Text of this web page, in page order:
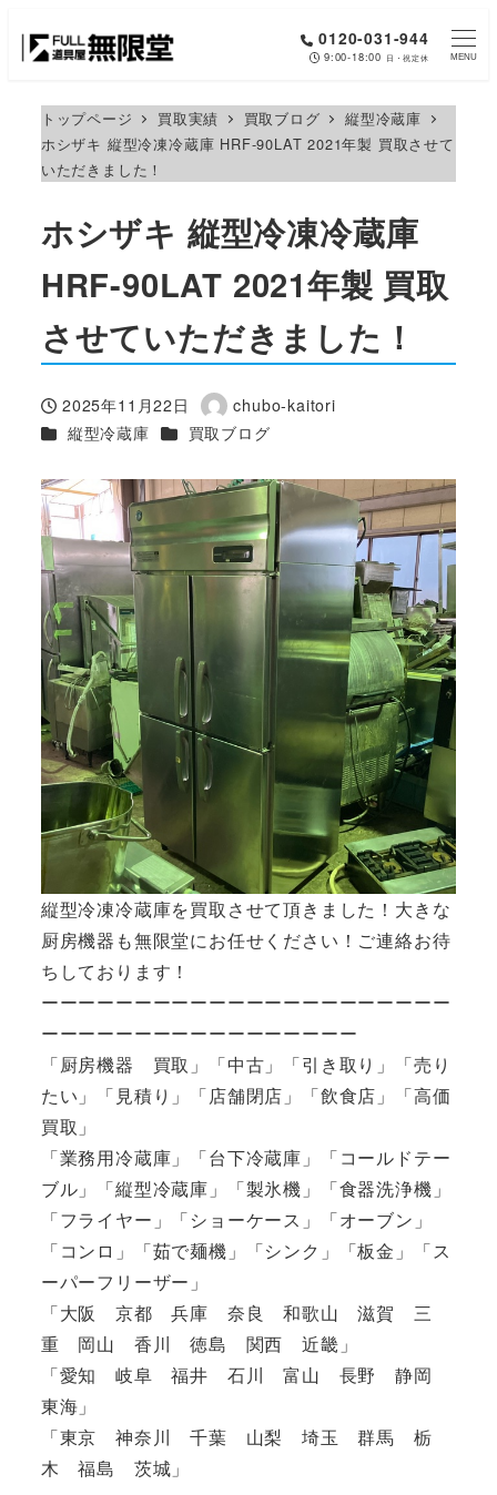
0120-031-944
9:00-18:00 日・祝定休 MENU
トップページ 買取実績 買取ブログ
縦型冷蔵庫
ホシザキ 縦型冷凍冷蔵庫 HRF-90LAT 2021年製 買取させて
いただきました！
ホシザキ 縦型冷凍冷蔵庫
HRF-90LAT 2021年製 買取
させていただきました！
投稿日
2025年11月22日
著
者
chubo-kaitori
カテゴリー
縦型冷蔵庫 カテゴリー
買取ブログ
縦型冷凍冷蔵庫を買取させて頂きました！大きな
厨房機器も無限堂にお任せください！ご連絡お待
ちしております！
ーーーーーーーーーーーーーーーーーーーーーー
ーーーーーーーーーーーーーーーーー
「厨房機器 買取」「中古」「引き取り」「売り
たい」「見積り」「店舗閉店」「飲食店」「高価
買取」
「業務用冷蔵庫」「台下冷蔵庫」「コールドテー
ブル」「縦型冷蔵庫」「製氷機」「食器洗浄機」
「フライヤー」「ショーケース」「オーブン」
「コンロ」「茹で麺機」「シンク」「板金」「ス
ーパーフリーザー」
「大阪 京都 兵庫 奈良 和歌山 滋賀 三
重 岡山 香川 徳島 関西 近畿」
「愛知 岐阜 福井 石川 富山 長野 静岡
東海」
「東京 神奈川 千葉 山梨 埼玉 群馬 栃
木 福島 茨城」